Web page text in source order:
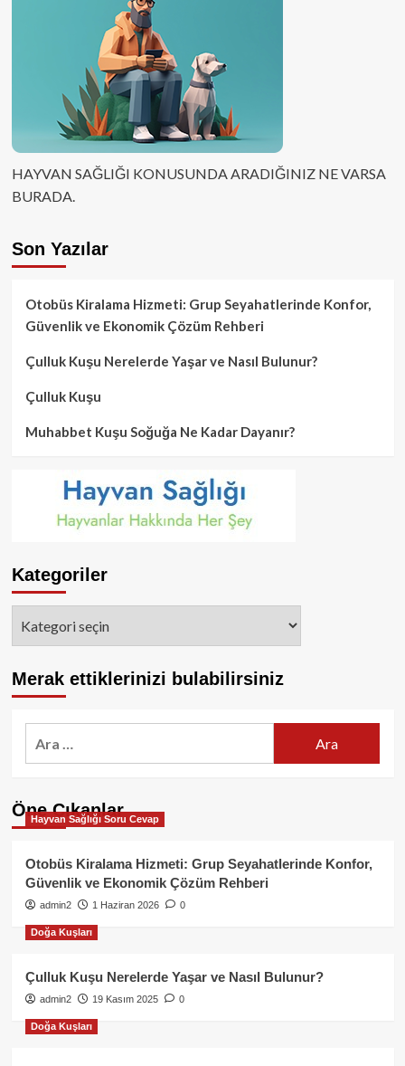
HAYVAN SAĞLIĞI KONUSUNDA ARADIĞINIZ NE VARSA
BURADA.
Son Yazılar
Otobüs Kiralama Hizmeti: Grup Seyahatlerinde Konfor,
Güvenlik ve Ekonomik Çözüm Rehberi
Çulluk Kuşu Nerelerde Yaşar ve Nasıl Bulunur?
Çulluk Kuşu
Muhabbet Kuşu Soğuğa Ne Kadar Dayanır?
Kategoriler
Merak ettiklerinizi bulabilirsiniz
Öne Çıkanlar
Hayvan Sağlığı Soru Cevap
Otobüs Kiralama Hizmeti: Grup Seyahatlerinde Konfor,
Güvenlik ve Ekonomik Çözüm Rehberi
admin2 1 Haziran 2026 0
Doğa Kuşları
Çulluk Kuşu Nerelerde Yaşar ve Nasıl Bulunur?
admin2 19 Kasım 2025 0
Doğa Kuşları